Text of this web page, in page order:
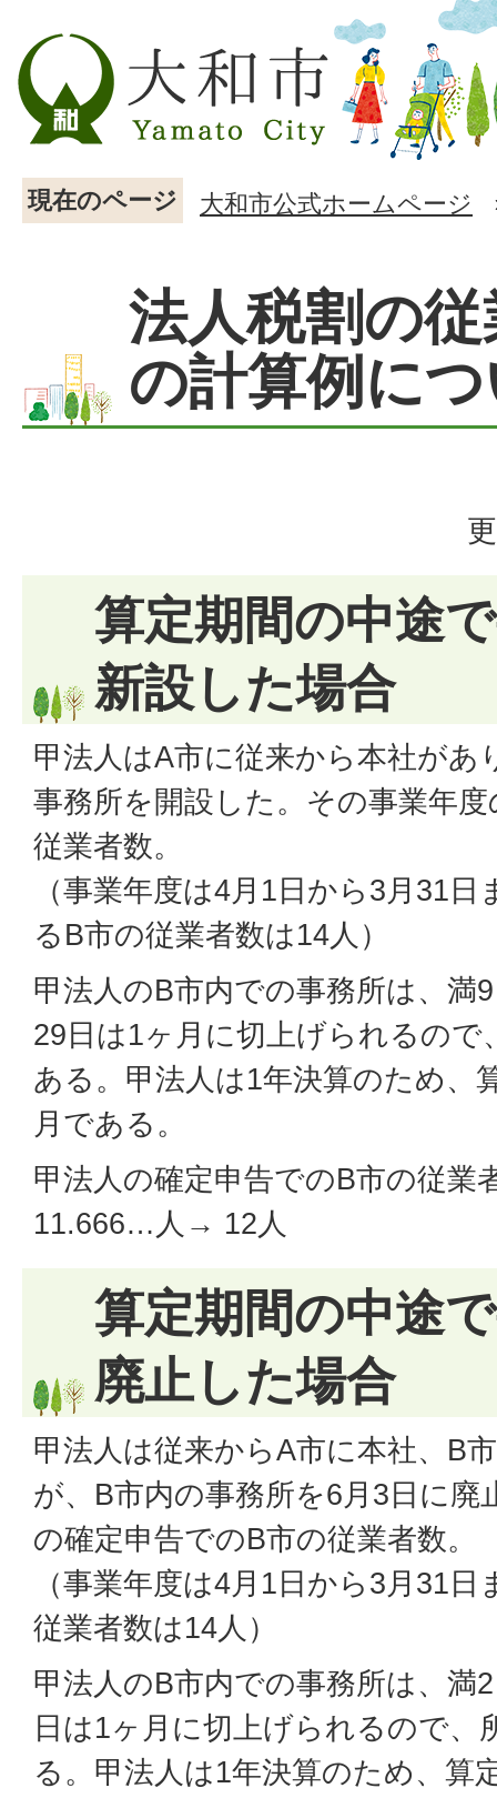
現在のページ 大和市公式ホームページ
法人税割の
の計算例に
算定期間の中途
新設した場合
甲法人はA市に従来から本社があ
事務所を開設した。その事業年
従業者数。
（事業年度は4月1日から3月31
るB市の従業者数は14人）
甲法人のB市内での事務所は、満
29日は1ヶ月に切上げられるので
ある。甲法人は1年決算のため、
月である。
甲法人の確定申告でのB市の従業
11.666…人→ 12人
算定期間の中途
廃止した場合
甲法人は従来からA市に本社、B
が、B市内の事務所を6月3日に廃
の確定申告でのB市の従業者数。
（事業年度は4月1日から3月31
従業者数は14人）
甲法人のB市内での事務所は、満
日は1ヶ月に切上げられるので、
る。甲法人は1年決算のため、算